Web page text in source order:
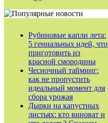
Рубиновые капли лета:
5 гениальных идей, что
приготовить из
красной смородины
Чесночный тайминг:
как не пропустить
идеальный момент для
сбора урожая
Дырки на капустных
листьях: кто виноват и